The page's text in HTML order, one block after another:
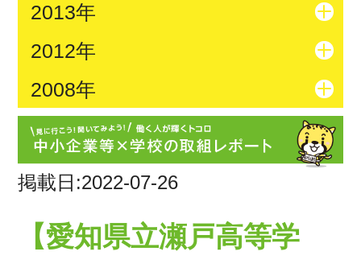
2013年
2012年
2008年
掲載日:2022-07-26
【愛知県立瀬戸高等学